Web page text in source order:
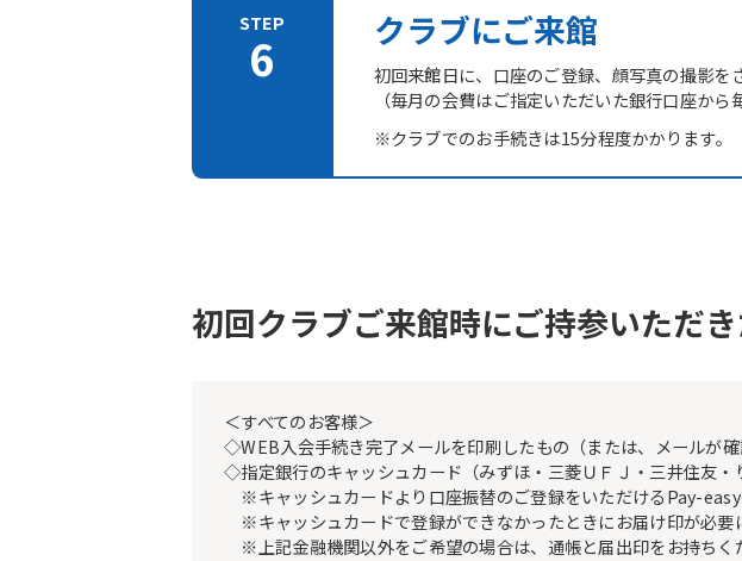
クラブにご来館
初回来館日に、口座のご登録、顔写真の撮影を
（毎月の会費はご指定いただいた銀行口座から
※クラブでのお手続きは15分程度かかります。
初回クラブご来館時にご持参いただ
＜すべてのお客様＞
◇WEB入会手続き完了メールを印刷したもの（または、メールが確
◇指定銀行のキャッシュカード（みずほ・三菱ＵＦＪ・三井住友・
※キャッシュカードより口座振替のご登録をいただけるPay-
※キャッシュカードで登録ができなかったときにお届け印が必要
※上記金融機関以外をご希望の場合は、通帳と届出印をお持ちく
original
fully